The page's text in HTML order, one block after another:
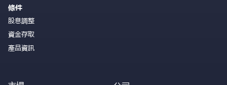
條件
股息調整
資金存取
產品資訊